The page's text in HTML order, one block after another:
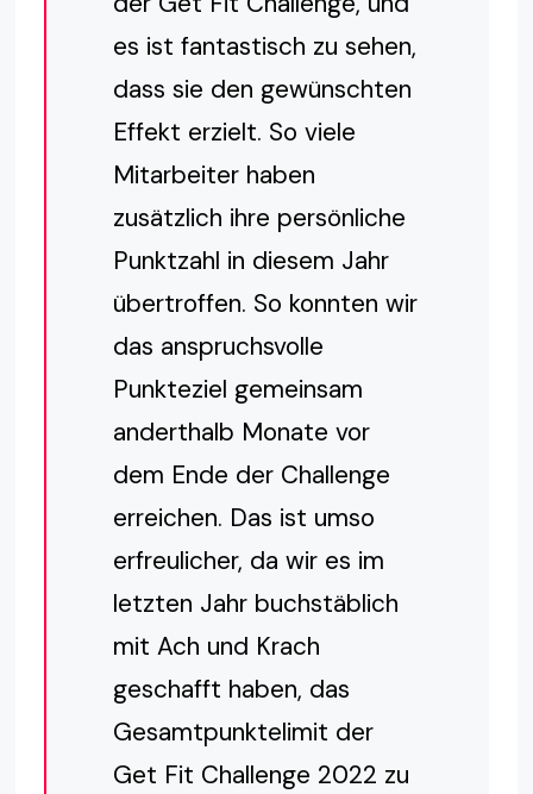
es ist fantastisch zu sehen,
dass sie den gewünschten
Effekt erzielt. So viele
Mitarbeiter haben
zusätzlich ihre persönliche
Punktzahl in diesem Jahr
übertroffen. So konnten wir
das anspruchsvolle
Punkteziel gemeinsam
anderthalb Monate vor
dem Ende der Challenge
erreichen. Das ist umso
erfreulicher, da wir es im
letzten Jahr buchstäblich
mit Ach und Krach
geschafft haben, das
Gesamtpunktelimit der
Get Fit Challenge 2022 zu